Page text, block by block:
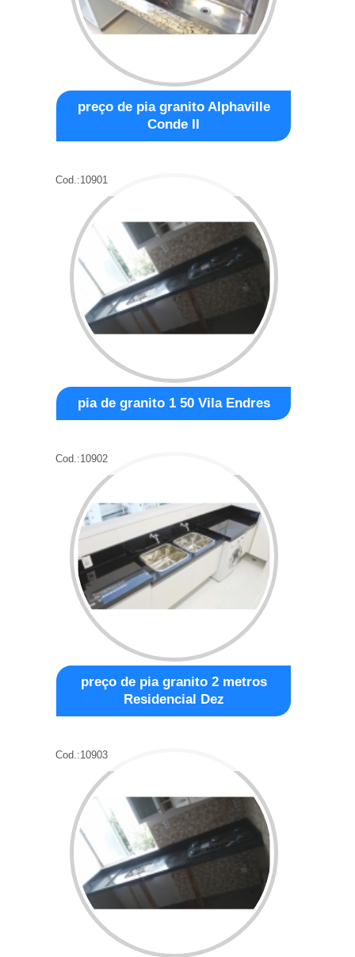
preço de pia granito Alphaville
Conde II
Cod.:10901
pia de granito 1 50 Vila Endres
Cod.:10902
preço de pia granito 2 metros
Residencial Dez
Cod.:10903